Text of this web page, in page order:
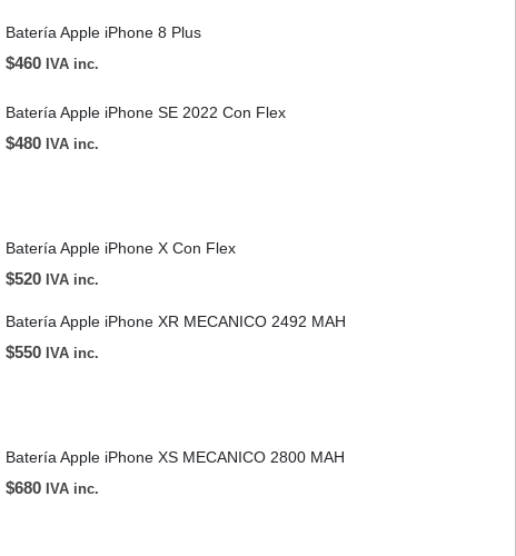
Batería Apple iPhone 8 Plus
$460 IVA inc.
Batería Apple iPhone SE 2022 Con Flex
$480 IVA inc.
Batería Apple iPhone X Con Flex
$520 IVA inc.
Batería Apple iPhone XR MECANICO 2492 MAH
$550 IVA inc.
Batería Apple iPhone XS MECANICO 2800 MAH
$680 IVA inc.